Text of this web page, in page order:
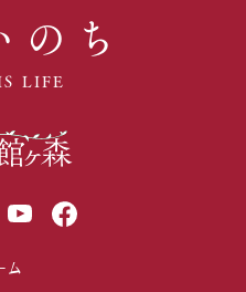
ち
LIFE
ム